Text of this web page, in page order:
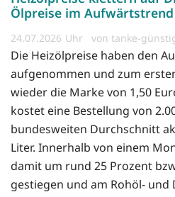
Ölpreise im Aufwärtstrend
24.07.2026 von tanke-
Die Heizölpreise haben den
aufgenommen und zum
wieder die Marke von 1,50
kostet eine Bestellung von
bundesweiten Durchschnitt
Liter. Innerhalb von einem
damit um rund 25 Prozent
gestiegen und am Rohöl-